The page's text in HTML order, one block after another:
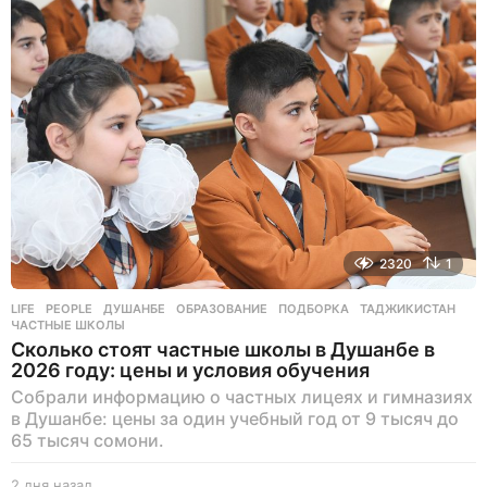
н
а
з
а
д
2320 1
LIFE ,PEOPLE ДУШАНБЕ ,ОБРАЗОВАНИЕ ,ПОДБОРКА ,ТАДЖИКИСТАН
ЧАСТНЫЕ ШКОЛЫ
Сколько стоят частные школы в Душанбе в
2026 году: цены и условия обучения
Собрали информацию о частных лицеях и гимназиях
в Душанбе: цены за один учебный год от 9 тысяч до
65 тысяч сомони.